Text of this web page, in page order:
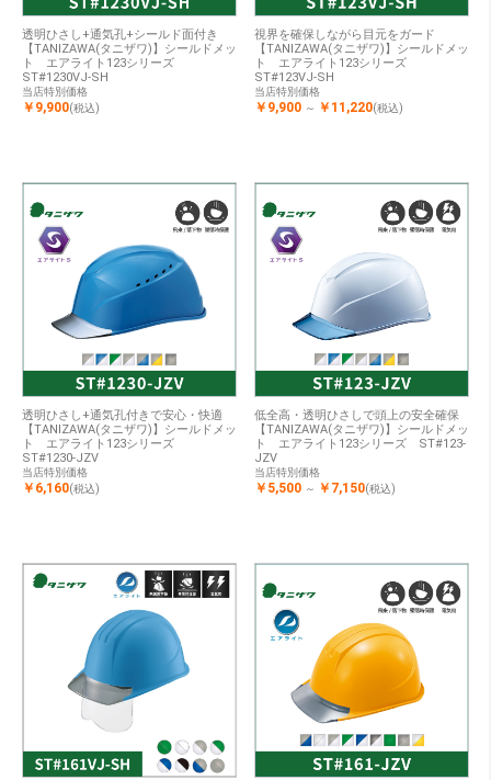
透明ひさし+通気孔+シールド面付き
【TANIZAWA(タニザワ)】シールドメッ
ト エアライト123シリーズ
ST#1230VJ-SH
当店特別価格
￥9,900(税込)
視界を確保しながら目元をガード
【TANIZAWA(タニザワ)】シールドメッ
ト エアライト123シリーズ
ST#123VJ-SH
当店特別価格
￥9,900 ～ ￥11,220(税込)
透明ひさし+通気孔付きで安心・快適
【TANIZAWA(タニザワ)】シールドメッ
ト エアライト123シリーズ
ST#1230-JZV
当店特別価格
￥6,160(税込)
低全高・透明ひさしで頭上の安全確保
【TANIZAWA(タニザワ)】シールドメッ
ト エアライト123シリーズ ST#123-
JZV
当店特別価格
￥5,500 ～ ￥7,150(税込)